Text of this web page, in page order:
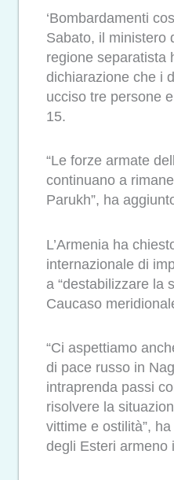
‘Bombardamenti
Sabato, il ministero
regione separatista
dichiarazione che i
ucciso tre persone
15.
“Le forze armate
continuano a
Parukh”, ha
L’Armenia ha
internazionale di
a “destabilizzare la
Caucaso
“Ci aspettiamo
di pace russo in
intraprenda passi
risolvere la
vittime e ostilità”,
degli Esteri armeno